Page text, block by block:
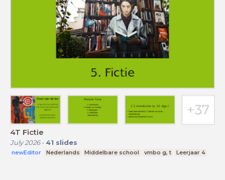
4T Fictie
July 2026- 41 slides
newEditor Nederlands Middelbare school vmbo g, t Leerjaar 4